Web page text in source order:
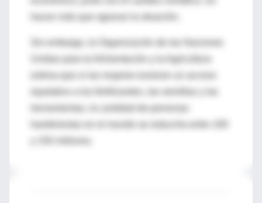
hacen más que agravar la situación.
Sin embargo, la Organización de las Naciones
Unidas para la Alimentación y la Agricultura
equitativo a los fertilizantes, las semillas y las